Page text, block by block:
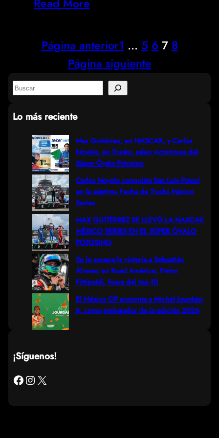
Read More
Página anterior1 … 5 6 7 8
Página siguiente
S
a
Lo más reciente
Max Gutiérrez, en NASCAR, y Carlos
Novelo, en Trucks, salen victoriosos del
Súper Óvalo Potosino
Carlos Novelo conquista San Luis Potosí
en la séptima Fecha de Trucks México
Series
MAX GUTIÉRREZ SE LLEVÓ LA NASCAR
MÉXICO SERIES EN EL SÚPER ÓVALO
POTOSINO
Se le escapa la victoria a Sebastián
Álvarez en Road América; Pietro
Fittipaldi, fuera del top-10
El México GP presenta a Michel Jourdain
Jr. como embajador de la edición 2026
¡Síguenos!
Facebook Instagram X